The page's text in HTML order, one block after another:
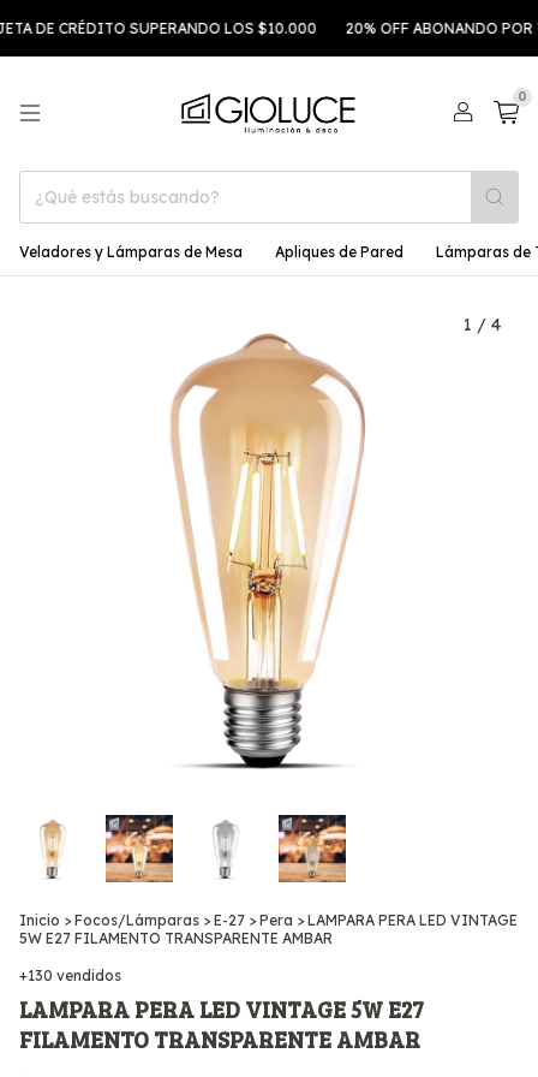
CRÉDITO SUPERANDO LOS $10.000 20% OFF ABONANDO POR
0
Veladores y Lámparas de Mesa Apliques de Pared Lámparas de
1 / 4
Inicio > Focos/Lámparas > E-27 > Pera > LAMPARA PERA LED VINTAGE
5W E27 FILAMENTO TRANSPARENTE AMBAR
+130 vendidos
LAMPARA PERA LED VINTAGE 5W E27
FILAMENTO TRANSPARENTE AMBAR